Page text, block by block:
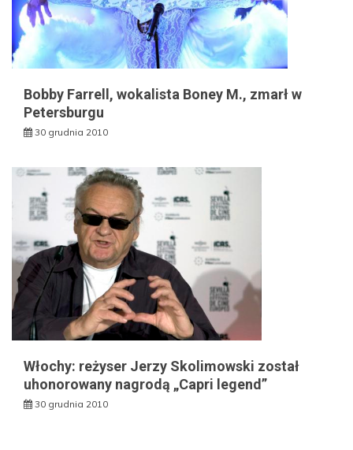
Bobby Farrell, wokalista Boney M., zmarł w
Petersburgu
30 grudnia 2010
Włochy: reżyser Jerzy Skolimowski został
uhonorowany nagrodą „Capri legend”
30 grudnia 2010